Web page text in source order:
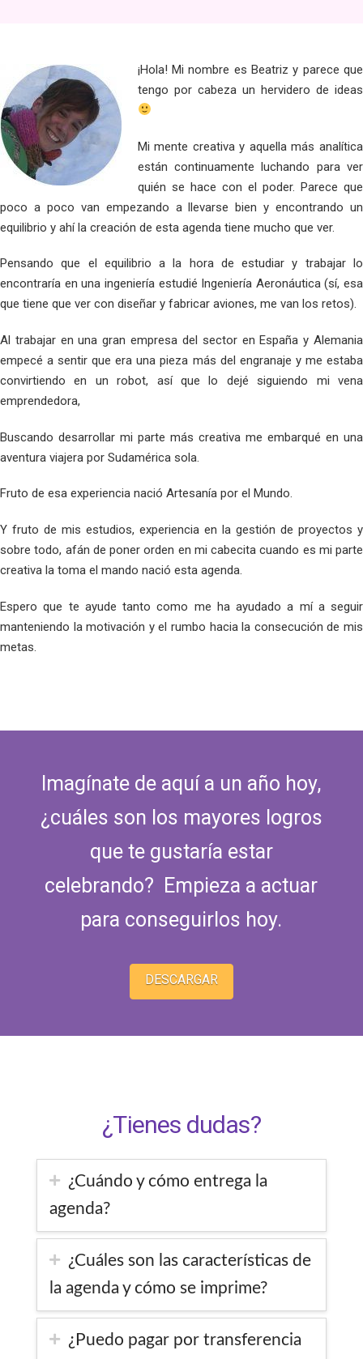
¡Hola! Mi nombre es Beatriz y parece que
tengo por cabeza un hervidero de ideas
Mi mente creativa y aquella más analítica
están continuamente luchando para ver
quién se hace con el poder. Parece que
poco a poco van empezando a llevarse bien y encontrando un
equilibrio y ahí la creación de esta agenda tiene mucho que ver.
Pensando que el equilibrio a la hora de estudiar y trabajar lo
encontraría en una ingeniería estudié Ingeniería Aeronáutica (sí, esa
que tiene que ver con diseñar y fabricar aviones, me van los retos).
Al trabajar en una gran empresa del sector en España y Alemania
empecé a sentir que era una pieza más del engranaje y me estaba
convirtiendo en un robot, así que lo dejé siguiendo mi vena
emprendedora,
Buscando desarrollar mi parte más creativa me embarqué en una
aventura viajera por Sudamérica sola.
Fruto de esa experiencia nació Artesanía por el Mundo.
Y fruto de mis estudios, experiencia en la gestión de proyectos y
sobre todo, afán de poner orden en mi cabecita cuando es mi parte
creativa la toma el mando nació esta agenda.
Espero que te ayude tanto como me ha ayudado a mí a seguir
manteniendo la motivación y el rumbo hacia la consecución de mis
metas.
Imagínate de aquí a un año hoy,
¿cuáles son los mayores logros
que te gustaría estar
celebrando? Empieza a actuar
para conseguirlos hoy.
DESCARGAR
¿Tienes dudas?
¿Cuándo y cómo entrega la
agenda?
¿Cuáles son las características de
la agenda y cómo se imprime?
¿Puedo pagar por transferencia